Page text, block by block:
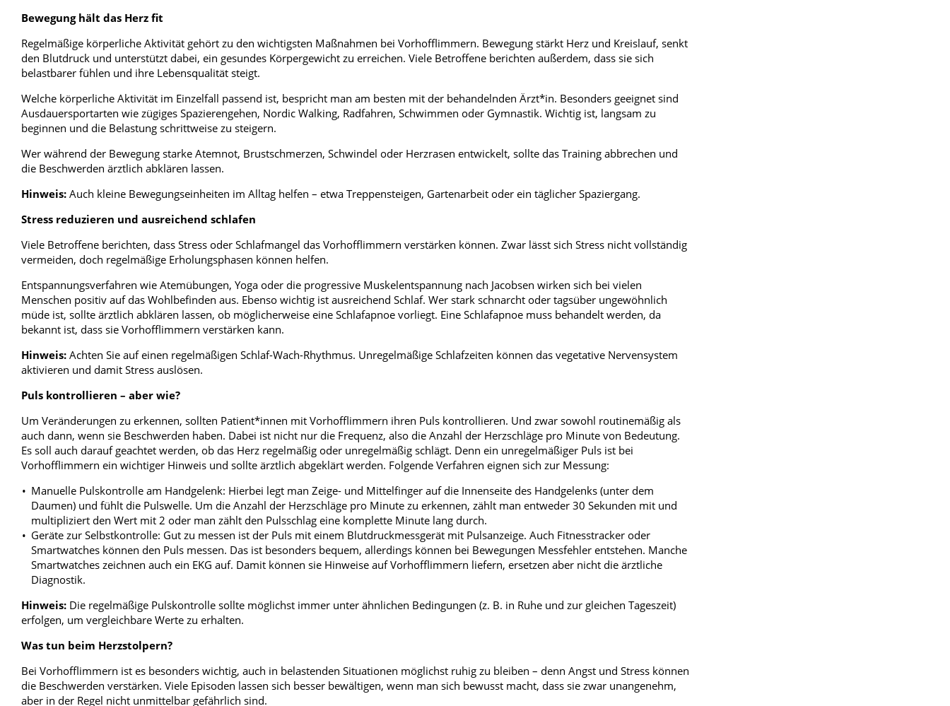
Bewegung hält das Herz fit
Regelmäßige körperliche Aktivität gehört zu den wichtigsten Maßnahmen bei Vorhofflimmern. Bewegung stärkt Herz und Kreislauf, senkt
den Blutdruck und unterstützt dabei, ein gesundes Körpergewicht zu erreichen. Viele Betroffene berichten außerdem, dass sie sich
belastbarer fühlen und ihre Lebensqualität steigt.
Welche körperliche Aktivität im Einzelfall passend ist, bespricht man am besten mit der behandelnden Ärzt*in. Besonders geeignet sind
Ausdauersportarten wie zügiges Spazierengehen, Nordic Walking, Radfahren, Schwimmen oder Gymnastik. Wichtig ist, langsam zu
beginnen und die Belastung schrittweise zu steigern.
Wer während der Bewegung starke Atemnot, Brustschmerzen, Schwindel oder Herzrasen entwickelt, sollte das Training abbrechen und
die Beschwerden ärztlich abklären lassen.
Hinweis: Auch kleine Bewegungseinheiten im Alltag helfen – etwa Treppensteigen, Gartenarbeit oder ein täglicher Spaziergang.
Stress reduzieren und ausreichend schlafen
Viele Betroffene berichten, dass Stress oder Schlafmangel das Vorhofflimmern verstärken können. Zwar lässt sich Stress nicht vollständig
vermeiden, doch regelmäßige Erholungsphasen können helfen.
Entspannungsverfahren wie Atemübungen, Yoga oder die progressive Muskelentspannung nach Jacobsen wirken sich bei vielen
Menschen positiv auf das Wohlbefinden aus. Ebenso wichtig ist ausreichend Schlaf. Wer stark schnarcht oder tagsüber ungewöhnlich
müde ist, sollte ärztlich abklären lassen, ob möglicherweise eine Schlafapnoe vorliegt. Eine Schlafapnoe muss behandelt werden, da
bekannt ist, dass sie Vorhofflimmern verstärken kann.
Hinweis: Achten Sie auf einen regelmäßigen Schlaf-Wach-Rhythmus. Unregelmäßige Schlafzeiten können das vegetative Nervensystem
aktivieren und damit Stress auslösen.
Puls kontrollieren – aber wie?
Um Veränderungen zu erkennen, sollten Patient*innen mit Vorhofflimmern ihren Puls kontrollieren. Und zwar sowohl routinemäßig als
auch dann, wenn sie Beschwerden haben. Dabei ist nicht nur die Frequenz, also die Anzahl der Herzschläge pro Minute von Bedeutung.
Es soll auch darauf geachtet werden, ob das Herz regelmäßig oder unregelmäßig schlägt. Denn ein unregelmäßiger Puls ist bei
Vorhofflimmern ein wichtiger Hinweis und sollte ärztlich abgeklärt werden. Folgende Verfahren eignen sich zur Messung:
Manuelle Pulskontrolle am Handgelenk: Hierbei legt man Zeige- und Mittelfinger auf die Innenseite des Handgelenks (unter dem
Daumen) und fühlt die Pulswelle. Um die Anzahl der Herzschläge pro Minute zu erkennen, zählt man entweder 30 Sekunden mit und
multipliziert den Wert mit 2 oder man zählt den Pulsschlag eine komplette Minute lang durch.
Geräte zur Selbstkontrolle: Gut zu messen ist der Puls mit einem Blutdruckmessgerät mit Pulsanzeige. Auch Fitnesstracker oder
Smartwatches können den Puls messen. Das ist besonders bequem, allerdings können bei Bewegungen Messfehler entstehen. Manche
Smartwatches zeichnen auch ein EKG auf. Damit können sie Hinweise auf Vorhofflimmern liefern, ersetzen aber nicht die ärztliche
Diagnostik.
Hinweis: Die regelmäßige Pulskontrolle sollte möglichst immer unter ähnlichen Bedingungen (z. B. in Ruhe und zur gleichen Tageszeit)
erfolgen, um vergleichbare Werte zu erhalten.
Was tun beim Herzstolpern?
Bei Vorhofflimmern ist es besonders wichtig, auch in belastenden Situationen möglichst ruhig zu bleiben – denn Angst und Stress können
die Beschwerden verstärken. Viele Episoden lassen sich besser bewältigen, wenn man sich bewusst macht, dass sie zwar unangenehm,
aber in der Regel nicht unmittelbar gefährlich sind.